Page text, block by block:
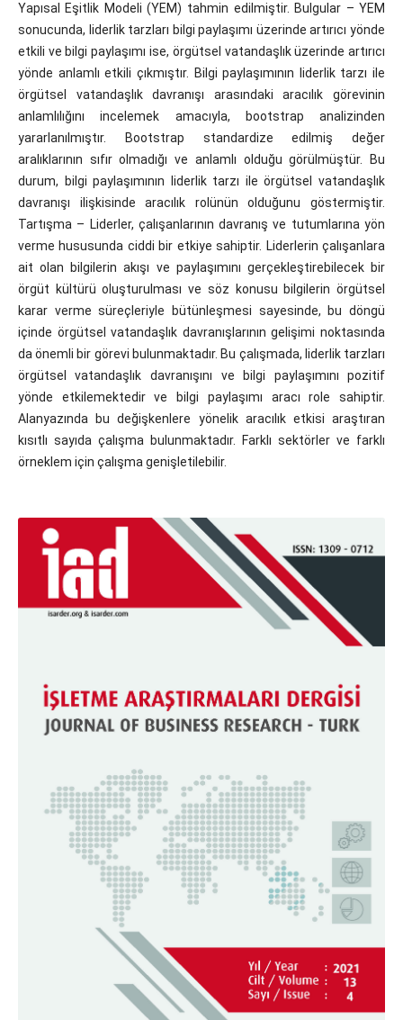
Yapısal Eşitlik Modeli (YEM) tahmin edilmiştir. Bulgular – YEM
sonucunda, liderlik tarzları bilgi paylaşımı üzerinde artırıcı yönde
etkili ve bilgi paylaşımı ise, örgütsel vatandaşlık üzerinde artırıcı
yönde anlamlı etkili çıkmıştır. Bilgi paylaşımının liderlik tarzı ile
örgütsel vatandaşlık davranışı arasındaki aracılık görevinin
anlamlılığını incelemek amacıyla, bootstrap analizinden
yararlanılmıştır. Bootstrap standardize edilmiş değer
aralıklarının sıfır olmadığı ve anlamlı olduğu görülmüştür. Bu
durum, bilgi paylaşımının liderlik tarzı ile örgütsel vatandaşlık
davranışı ilişkisinde aracılık rolünün olduğunu göstermiştir.
Tartışma – Liderler, çalışanlarının davranış ve tutumlarına yön
verme hususunda ciddi bir etkiye sahiptir. Liderlerin çalışanlara
ait olan bilgilerin akışı ve paylaşımını gerçekleştirebilecek bir
örgüt kültürü oluşturulması ve söz konusu bilgilerin örgütsel
karar verme süreçleriyle bütünleşmesi sayesinde, bu döngü
içinde örgütsel vatandaşlık davranışlarının gelişimi noktasında
da önemli bir görevi bulunmaktadır. Bu çalışmada, liderlik tarzları
örgütsel vatandaşlık davranışını ve bilgi paylaşımını pozitif
yönde etkilemektedir ve bilgi paylaşımı aracı role sahiptir.
Alanyazında bu değişkenlere yönelik aracılık etkisi araştıran
kısıtlı sayıda çalışma bulunmaktadır. Farklı sektörler ve farklı
örneklem için çalışma genişletilebilir.